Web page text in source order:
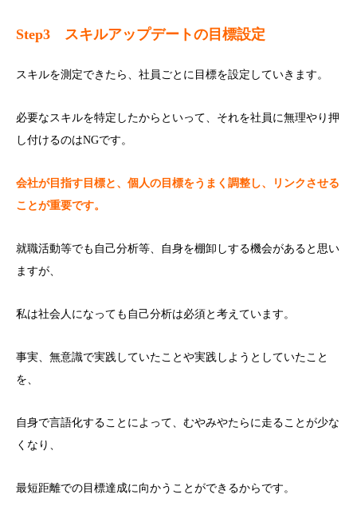
Step3 スキルアップデートの目標設定
スキルを測定できたら、社員ごとに目標を設定していきます。
必要なスキルを特定したからといって、それを社員に無理やり押
し付けるのはNGです。
会社が目指す目標と、個人の目標をうまく調整し、リンクさせる
ことが重要です。
就職活動等でも自己分析等、自身を棚卸しする機会があると思い
ますが、
私は社会人になっても自己分析は必須と考えています。
事実、無意識で実践していたことや実践しようとしていたこと
を、
自身で言語化することによって、むやみやたらに走ることが少な
くなり、
最短距離での目標達成に向かうことができるからです。